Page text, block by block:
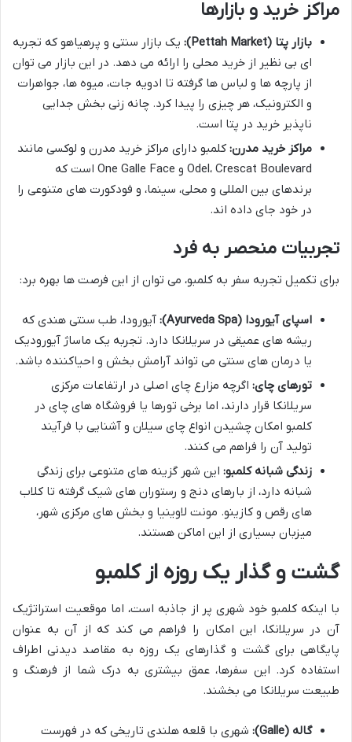
مراکز خرید و بازارها
بازار پتا (Pettah Market):
یک بازار سنتی و پرهیاهو که تجربه
ای بی نظیر از خرید محلی را ارائه می دهد. در این بازار می توان
از پارچه ها و لباس ها گرفته تا ادویه جات، میوه ها، جواهرات
و الکترونیک، هر چیزی را پیدا کرد. چانه زنی بخش جدایی
ناپذیر خرید در پتا است.
مراکز خرید مدرن: کلمبو دارای مراکز خرید مدرن و لوکسی مانند
Odel، Crescat Boulevard و One Galle Face است که
برندهای بین المللی و محلی، سینما، و فودکورت های متنوعی را
در خود جای داده اند.
تجربیات منحصر به فرد
برای تکمیل تجربه سفر به کلمبو، می توان از این فرصت ها بهره برد:
اسپای آیورودا (Ayurveda Spa):
آیورودا، طب سنتی هندی که
ریشه های عمیقی در سریلانکا دارد. تجربه یک ماساژ آیورودیک
یا درمان های سنتی می تواند آرامش بخش و احیاکننده باشد.
تورهای چای: اگرچه مزارع چای اصلی در ارتفاعات مرکزی
سریلانکا قرار دارند، اما برخی تورها یا فروشگاه های چای در
کلمبو امکان چشیدن انواع چای سیلان و آشنایی با فرآیند
تولید آن را فراهم می کنند.
زندگی شبانه کلمبو: این شهر گزینه های متنوعی برای زندگی
شبانه دارد، از بارهای دنج و رستوران های شیک گرفته تا کلاب
های رقص و کازینو. مونت لاوینیا و بخش های مرکزی شهر،
میزبان بسیاری از این اماکن هستند.
گشت و گذار یک روزه از کلمبو
با اینکه کلمبو خود شهری پر از جاذبه است، اما موقعیت استراتژیک
آن در سریلانکا، این امکان را فراهم می کند که از آن به عنوان
پایگاهی برای گشت و گذارهای یک روزه به مقاصد دیدنی اطراف
استفاده کرد. این سفرها، عمق بیشتری به درک شما از فرهنگ و
طبیعت سریلانکا می بخشند.
گاله (Galle):
شهری با قلعه هلندی تاریخی که در فهرست